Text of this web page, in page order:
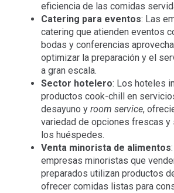
eficiencia de las comidas
Catering para eventos: Las
catering que atienden eventos
bodas y conferencias
optimizar la preparación y el
a gran escala.
Sector hotelero: Los hoteles
productos cook-chill en
desayuno y room service,
variedad de opciones frescas y
los huéspedes.
Venta minorista de alimentos
empresas minoristas que
preparados utilizan productos
ofrecer comidas listas para